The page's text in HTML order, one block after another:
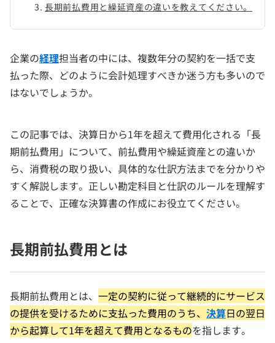
長期前払費用と繰延資産の違いを教えてください。
企業の経理担当者の中には、複数年分の契約を一括で支
払った際、どのように会計処理すべきか迷う方も多いので
はないでしょうか。
この記事では、決算日から1年を超えて費用化される「長
期前払費用」について、前払費用や繰延資産との違いか
ら、消費税の取り扱い、具体的な仕訳方法までを分かりや
すく解説します。正しい勘定科目と仕訳のルールを理解す
ることで、正確な決算書の作成にお役立てください。
長期前払費用とは
長期前払費用とは、 一定の契約に従って継続的にサービス
の提供を受けるために支払った費用のうち、 決算日の翌日
から起算して1年を超えて費用となるものを指します。